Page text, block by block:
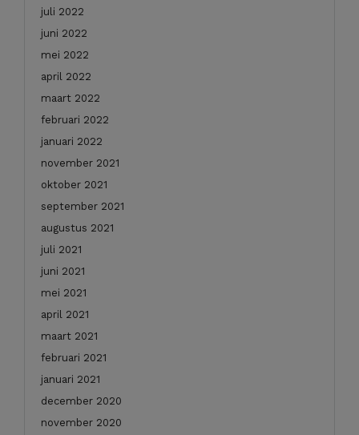
juli 2022
juni 2022
mei 2022
april 2022
maart 2022
februari 2022
januari 2022
november 2021
oktober 2021
september 2021
augustus 2021
juli 2021
juni 2021
mei 2021
april 2021
maart 2021
februari 2021
januari 2021
december 2020
november 2020